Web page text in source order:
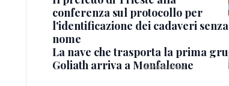
conferenza sul protocollo per
l'identificazione dei cadaveri senza
nome
La nave che trasporta la prima gru
Goliath arriva a Monfalcone